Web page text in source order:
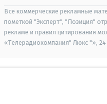
Все коммерческие рекламные
пометкой "Эксперт", "Позиция"
рекламе и правил цитирования
«Телерадиокомпания" Люкс "», 24